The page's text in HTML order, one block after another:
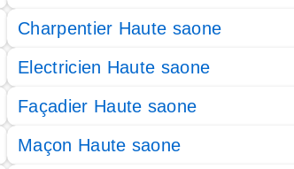
Charpentier Haute saone
Electricien Haute saone
Façadier Haute saone
Maçon Haute saone